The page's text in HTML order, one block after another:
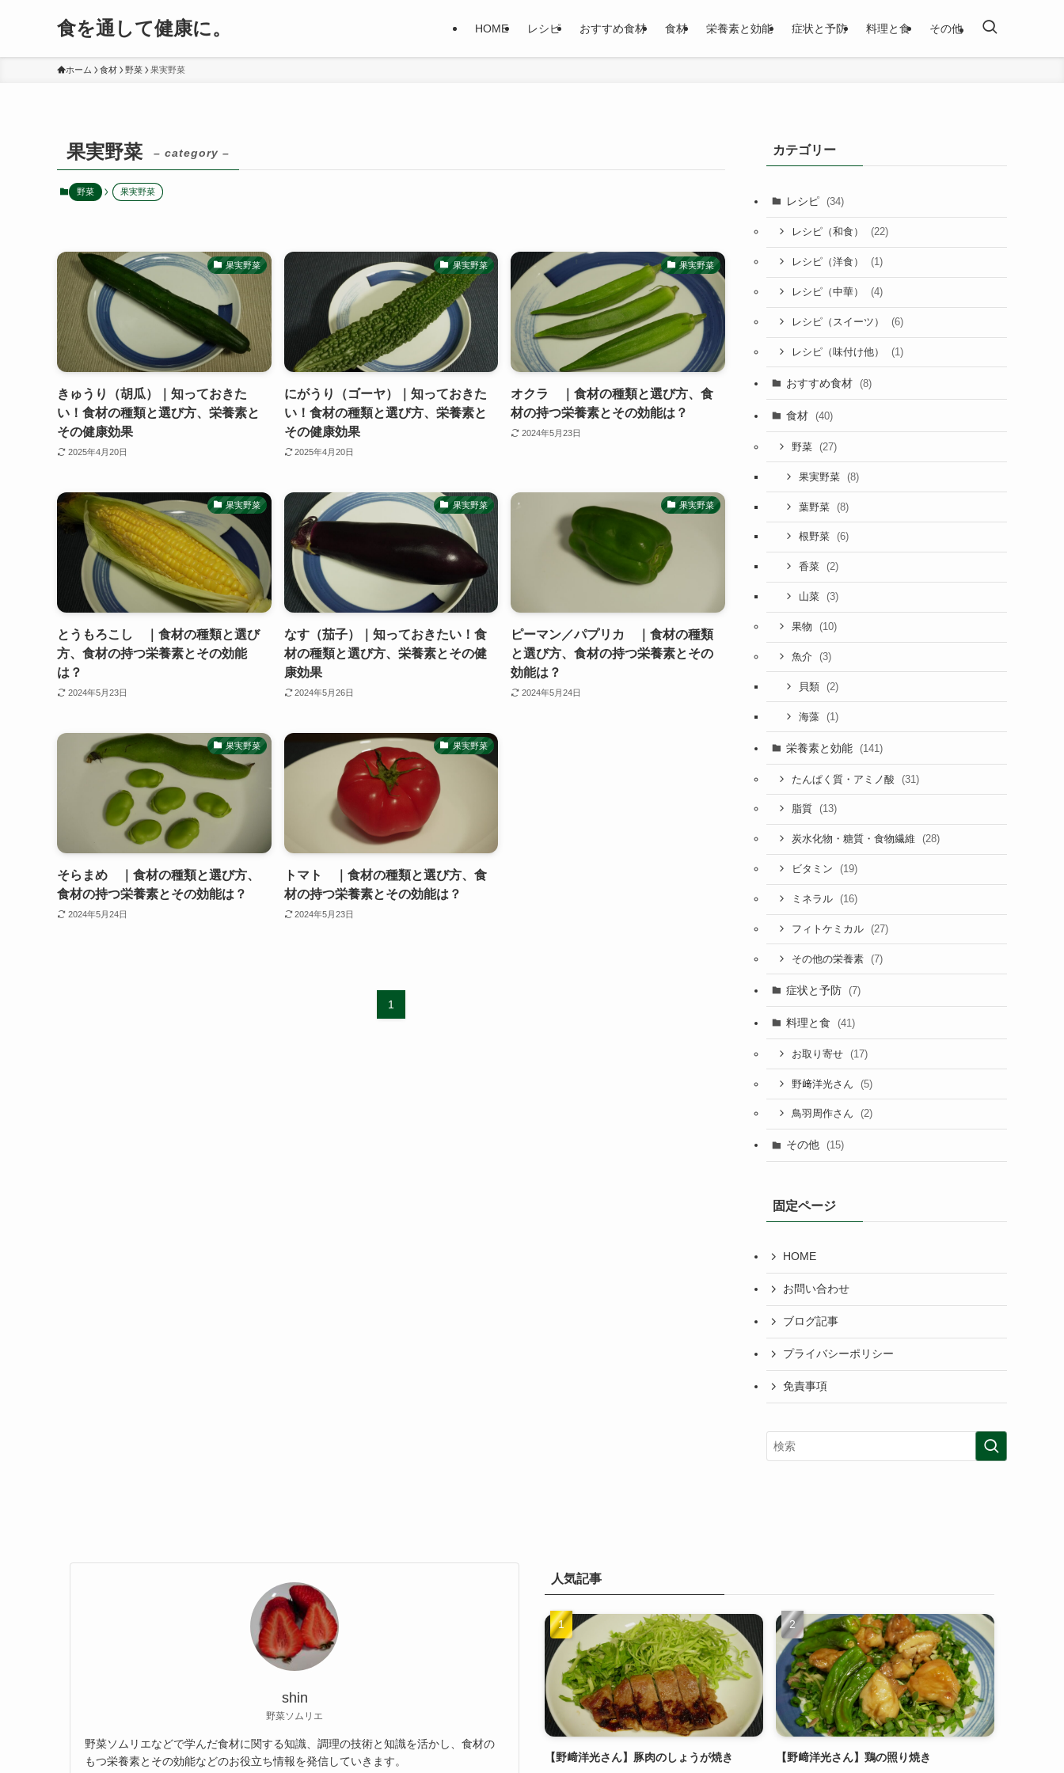
食を通して健康に。 HOME レシピ おすすめ食材 食材 栄養素と効能 症状と予防 料理と食 その他
ホーム 食材 野菜 果実野菜
果実野菜 – category –
野菜 果実野菜
果実野菜
きゅうり（胡瓜）｜知っておきた
い！食材の種類と選び方、栄養素と
その健康効果
2025年4月20日
果実野菜
にがうり（ゴーヤ）｜知っておきた
い！食材の種類と選び方、栄養素と
その健康効果
2025年4月20日
果実野菜
オクラ ｜食材の種類と選び方、食
材の持つ栄養素とその効能は？
2024年5月23日
果実野菜
とうもろこし ｜食材の種類と選び
方、食材の持つ栄養素とその効能
は？
2024年5月23日
果実野菜
なす（茄子）｜知っておきたい！食
材の種類と選び方、栄養素とその健
康効果
2024年5月26日
果実野菜
ピーマン／パプリカ ｜食材の種類
と選び方、食材の持つ栄養素とその
効能は？
2024年5月24日
果実野菜
そらまめ ｜食材の種類と選び方、
食材の持つ栄養素とその効能は？
2024年5月24日
果実野菜
トマト ｜食材の種類と選び方、食
材の持つ栄養素とその効能は？
2024年5月23日
1
カテゴリー
レシピ (34)
レシピ（和食） (22)
レシピ（洋食） (1)
レシピ（中華） (4)
レシピ（スイーツ） (6)
レシピ（味付け他） (1)
おすすめ食材 (8)
食材 (40)
野菜 (27)
果実野菜 (8)
葉野菜 (8)
根野菜 (6)
香菜 (2)
山菜 (3)
果物 (10)
魚介 (3)
貝類 (2)
海藻 (1)
栄養素と効能 (141)
たんぱく質・アミノ酸 (31)
脂質 (13)
炭水化物・糖質・食物繊維 (28)
ビタミン (19)
ミネラル (16)
フィトケミカル (27)
その他の栄養素 (7)
症状と予防 (7)
料理と食 (41)
お取り寄せ (17)
野﨑洋光さん (5)
鳥羽周作さん (2)
その他 (15)
固定ページ
HOME
お問い合わせ
ブログ記事
プライバシーポリシー
免責事項
shin
野菜ソムリエ
野菜ソムリエなどで学んだ食材に関する知識、調理の技術と知識を活かし、食材の
もつ栄養素とその効能などのお役立ち情報を発信していきます。
人気記事
【野﨑洋光さん】豚肉のしょうが焼き 【野﨑洋光さん】鶏の照り焼き